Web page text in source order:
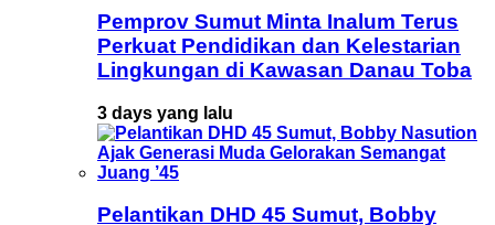
Pemprov Sumut Minta Inalum Terus
Perkuat Pendidikan dan Kelestarian
Lingkungan di Kawasan Danau Toba
3 days yang lalu
Pelantikan DHD 45 Sumut, Bobby